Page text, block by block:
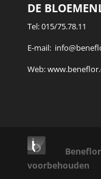
DE
Tel:015/75.78.11
E-mail:
Web:
voorbehouden